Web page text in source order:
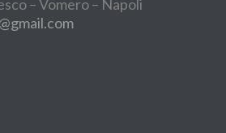
– Vomero – Napoli